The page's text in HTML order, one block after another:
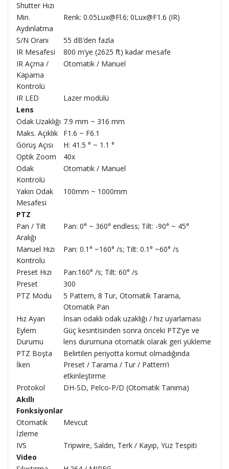
Shutter Hızı
Min.
Aydınlatma
Renk: 0.05Lux@Fl.6; 0Lux@F1.6 (IR)
S/N Oranı
55 dB’den fazla
IR Mesafesi
800 m’ye (2625 ft) kadar mesafe
IR Açma /
Kapama
Kontrolü
Otomatik / Manuel
IR LED
Lazer modülü
Lens
Odak Uzaklığı 7.9 mm ~ 316 mm
Maks. Açıklık
F1.6 ~ F6.1
Görüş Açısı
H: 41.5 ° ~ 1.1 °
Optik Zoom
40x
Odak
Kontrolü
Otomatik / Manuel
Yakın Odak
Mesafesi
100mm ~ 1000mm
PTZ
Pan / Tilt
Aralığı
Pan: 0° ~ 360° endless; Tilt: -90° ~ 45°
Manuel Hızı
Kontrolü
Pan: 0.1° ~160° /s; Tilt: 0.1° ~60° /s
Preset Hızı
Pan:160° /s; Tilt: 60° /s
Preset
300
PTZ Modu
5 Pattern, 8 Tur, Otomatik Tarama,
Otomatik Pan
Hız Ayarı
İnsan odaklı odak uzaklığı / hız uyarlaması
Eylem
Durumu
Güç kesintisinden sonra önceki PTZ’ye ve
lens durumuna otomatik olarak geri yükleme
PTZ Boşta
İken
Belirtilen periyotta komut olmadığında
Preset / Tarama / Tur / Pattern’i
etkinleştirme
Protokol
DH-SD, Pelco-P/D (Otomatik Tanıma)
Akıllı
Fonksiyonlar
Otomatik
İzleme
Mevcut
IVS
Tripwire, Saldırı, Terk / Kayıp, Yüz Tespiti
Video